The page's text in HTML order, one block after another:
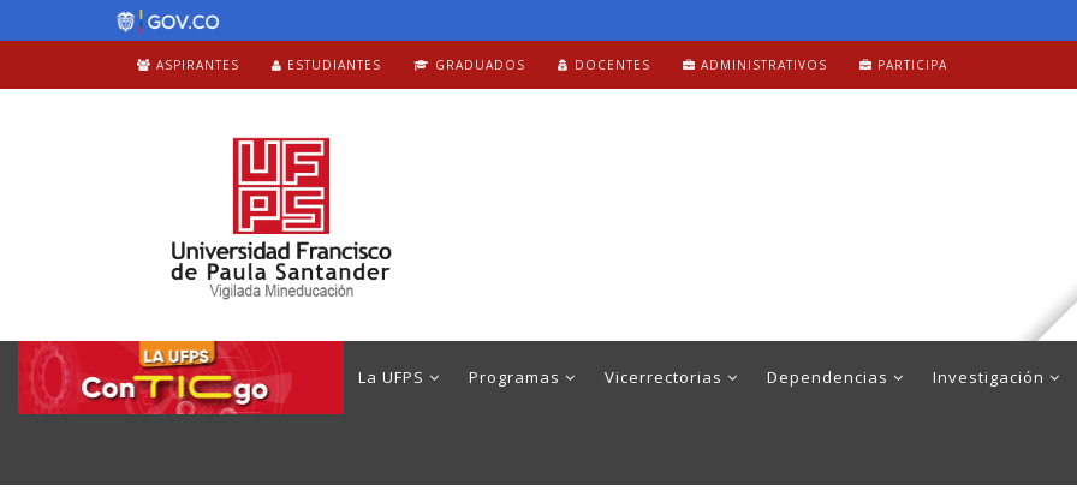
ASPIRANTES ESTUDIANTES GRADUADOS DOCENTES ADMINISTRATIVOS PARTICIPA
La UFPS Programas Vicerrectorias Dependencias Investigación